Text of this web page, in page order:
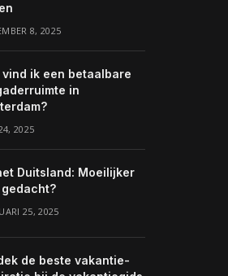
8, 2025
vind ik een betaalbare
in
2025
Duitsland: Moeilijker
25, 2025
de beste vakantie-